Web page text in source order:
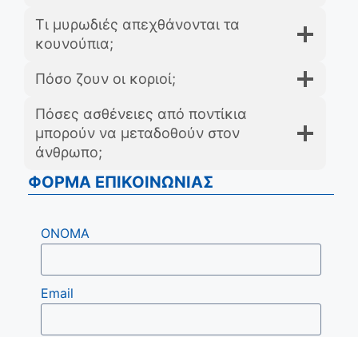
Τι μυρωδιές απεχθάνονται τα
κουνούπια;
Πόσο ζουν οι κοριοί;
Πόσες ασθένειες από ποντίκια
μπορούν να μεταδοθούν στον
άνθρωπο;
ΦΟΡΜΑ ΕΠΙΚΟΙΝΩΝΙΑΣ
ΟΝΟΜΑ
Email